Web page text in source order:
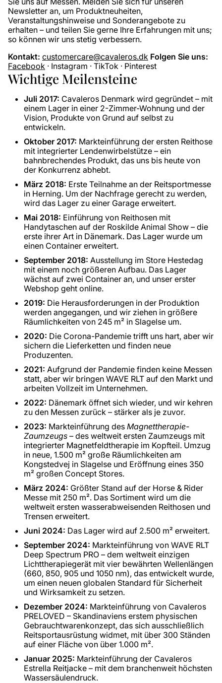
Newsletter an, um Produktneuheiten,
Veranstaltungshinweise und Sonderangebote zu
erhalten – und teilen Sie gerne Ihre Erfahrungen mit uns;
so können wir uns stetig verbessern.
Kontakt: customercare@cavaleros.dk Folgen Sie uns:
Facebook · Instagram · TikTok · Pinterest
Wichtige Meilensteine
Juli 2017: Cavaleros Denmark wird gegründet – mit
einem Lager in einer 2-Zimmer-Wohnung und der
Vision, Produkte von Grund auf selbst zu
entwickeln.
Oktober 2017: Markteinführung der ersten Reithose
mit integrierter Lendenwirbelstütze – ein
bahnbrechendes Produkt, das uns bis heute von
der Konkurrenz abhebt.
März 2018: Erste Teilnahme an der Reitsportmesse
in Herning. Um der Nachfrage gerecht zu werden,
wird das Lager zu einer Garage erweitert.
Mai 2018: Einführung von Reithosen mit
Handytaschen auf der Roskilde Animal Show – die
erste ihrer Art in Dänemark. Das Lager wurde um
einen Container erweitert.
September 2018: Ausstellung im Store Hestedag
mit einem noch größeren Aufbau. Das Lager
wächst auf zwei Container an, und unser erster
Webshop geht online.
2019: Die Herausforderungen in der Produktion
werden angegangen, und wir ziehen in größere
Räumlichkeiten von 245 m² in Slagelse um.
2020: Die Corona-Pandemie trifft uns hart, aber wir
sichern die Lieferketten und finden neue
Produzenten.
2021: Aufgrund der Pandemie finden keine Messen
statt, aber wir bringen WAVE RLT auf den Markt und
arbeiten Vollzeit im Unternehmen.
2022: Dänemark öffnet sich wieder, und wir kehren
zu den Messen zurück – stärker als je zuvor.
2023: Markteinführung des Magnettherapie-
Zaumzeugs – des weltweit ersten Zaumzeugs mit
integrierter Magnetfeldtherapie im Kopfteil. Umzug
in neue, 1.500 m² große Räumlichkeiten am
Kongstedvej in Slagelse und Eröffnung eines 350
m² großen Concept Stores.
März 2024: Größter Stand auf der Horse & Rider
Messe mit 250 m². Das Sortiment wird um die
weltweit ersten wasserabweisenden Reithosen und
Trensen erweitert.
Juni 2024: Das Lager wird auf 2.500 m² erweitert.
September 2024: Markteinführung von WAVE RLT
Deep Spectrum PRO – dem weltweit einzigen
Lichttherapiegerät mit vier bewährten Wellenlängen
(660, 850, 905 und 1050 nm), das entwickelt wurde,
um einen neuen globalen Standard für Sicherheit
und Wirksamkeit zu setzen.
Dezember 2024: Markteinführung von Cavaleros
PRELOVED – Skandinaviens erstem physischen
Gebrauchtwarenkonzept, das sich ausschließlich
Reitsportausrüstung widmet, mit über 300 Ständen
auf einer Fläche von über 1.000 m².
Januar 2025: Markteinführung der Cavaleros
Estrella Reitjacke – mit dem branchenweit höchsten
Wassersäulendruck.